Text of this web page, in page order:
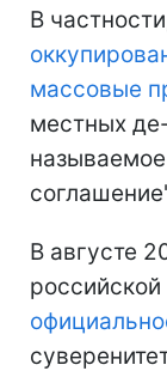
В
массовые
местных
В августе
российской